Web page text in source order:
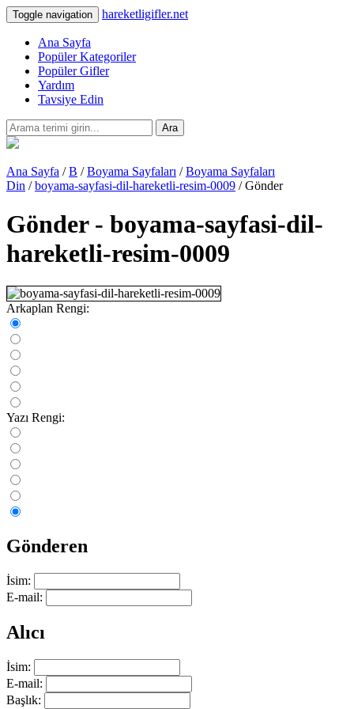
Toggle navigation hareketligifler.net
Ana Sayfa
Popüler Kategoriler
Popüler Gifler
Yardım
Tavsiye Edin
Ara
Ana Sayfa /B /Boyama Sayfaları /Boyama Sayfaları
Din /boyama-sayfasi-dil-hareketli-resim-0009 / Gönder
Gönder - boyama-sayfasi-dil-
hareketli-resim-0009
Arkaplan Rengi:
Yazı Rengi:
Gönderen
İsim:
E-mail:
Alıcı
İsim:
E-mail:
Başlık: